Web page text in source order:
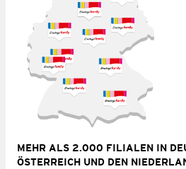
MEHR ALS 2.000 FILIALEN IN
ÖSTERREICH UND DEN